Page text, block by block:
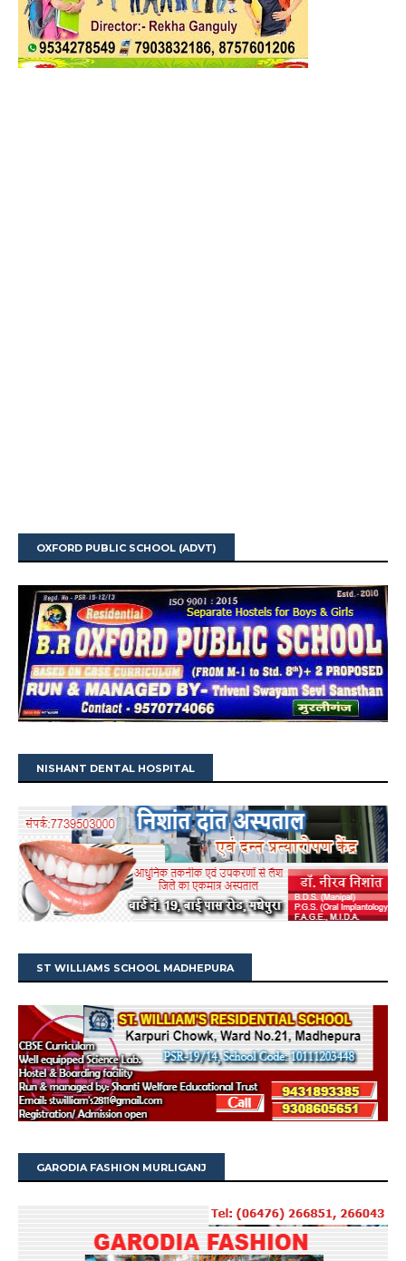
OXFORD PUBLIC SCHOOL (ADVT)
NISHANT DENTAL HOSPITAL
ST WILLIAMS SCHOOL MADHEPURA
GARODIA FASHION MURLIGANJ